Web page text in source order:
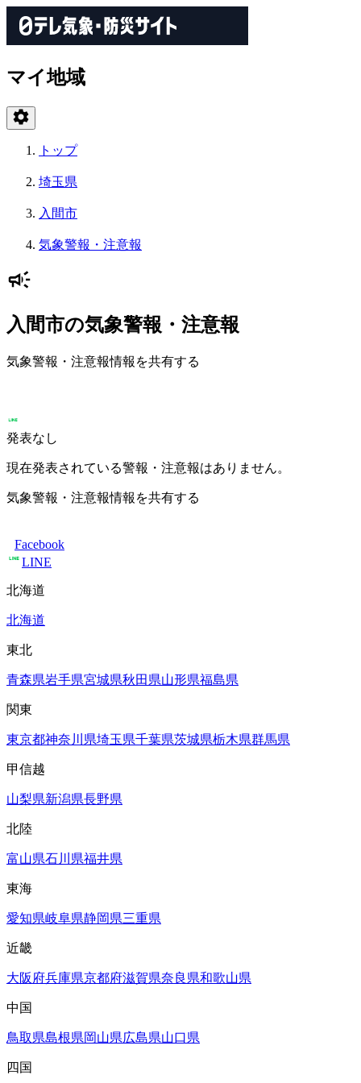
マイ地域
トップ
埼玉県
入間市
気象警報・注意報
入間市の気象警報・注意報
気象警報・注意報情報を共有する
発表なし
現在発表されている警報・注意報はありません。
気象警報・注意報情報を共有する
Facebook
LINE
北海道
北海道
東北
青森県岩手県宮城県秋田県山形県福島県
関東
東京都神奈川県埼玉県千葉県茨城県栃木県群馬県
甲信越
山梨県新潟県長野県
北陸
富山県石川県福井県
東海
愛知県岐阜県静岡県三重県
近畿
大阪府兵庫県京都府滋賀県奈良県和歌山県
中国
鳥取県島根県岡山県広島県山口県
四国